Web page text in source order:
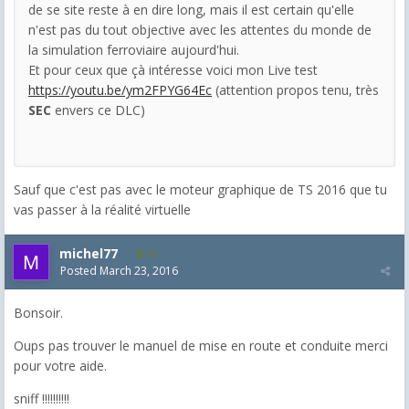
de se site reste à en dire long, mais il est certain qu'elle
n'est pas du tout objective avec les attentes du monde de
la simulation ferroviaire aujourd'hui.
Et pour ceux que çà intéresse voici mon Live test
https://youtu.be/ym2FPYG64Ec (attention propos tenu, très
SEC envers ce DLC)
Sauf que c'est pas avec le moteur graphique de TS 2016 que tu
vas passer à la réalité virtuelle
michel77 51
Posted March 23, 2016
Bonsoir.
Oups pas trouver le manuel de mise en route et conduite merci
pour votre aide.
sniff !!!!!!!!!!